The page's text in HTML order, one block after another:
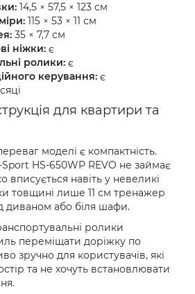
14,5 × 57,5 × 123 см
115 × 53 × 11 см
35 × 7,7 см
ніжки: є
ролики: є
керування: є
для квартири та
моделі є компактність.
HS-650WP REVO не займає
вписується навіть у невеликі
товщині лише 11 см тренажер
диваном або біля шафи.
ролики
переміщати доріжку по
зручно для користувачів, які
та не хочуть встановлювати